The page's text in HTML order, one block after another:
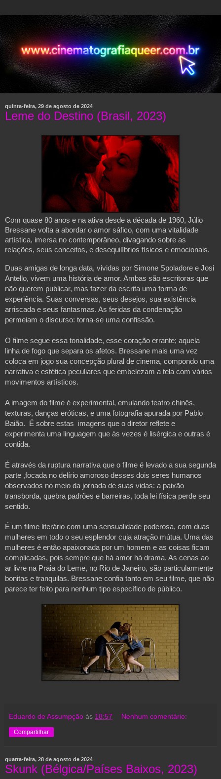
quinta-feira, 29 de agosto de 2024
Leme do Destino (Brasil, 2023)
Com quase 80 anos e na ativa desde a década de 1960, Júlio
Bressane volta a abordar o amor sáfico, com uma vitalidade
artística, imersa no contemporâneo, divagando sobre as
relações, seus conceitos, e desequilíbrios físicos e emocionais.
Duas amigas de longa data, vividas por Simone Spoladore e Josi
Antello, vivem uma história de amor. Ambas são escritoras que
não querem publicar, mas fazer da escrita uma forma de
experiência. Suas conversas, seus desejos, sua existência
arriscada e seus fantasmas. As feridas da condenação
permeiam o discurso: torna-se uma confissão.
O filme segue essa tonalidade, esse coração errante; aquela
linha de fogo que separa os afetos. Bressane mais uma vez
coloca em jogo sua concepção plural de cinema, compondo uma
narrativa e estética peculiares que embelezam a tela com vários
movimentos artísticos.
A imagem do filme é experimental, emulando teatro chinês,
texturas, danças eróticas, e uma fotografia apurada por Pablo
Baião. É sobre estas imagens que o diretor reflete e
experimenta uma linguagem que às vezes é lisérgica e outras é
contida.
É através da ruptura narrativa que o filme é levado a sua segunda
parte ,focada no delírio amoroso desses dois seres humanos
observados no meio da jornada de suas vidas: a paixão
transborda, quebra padrões e barreiras, toda lei física perde seu
sentido.
É um filme literário com uma sensualidade poderosa, com duas
mulheres em todo o seu esplendor cuja atração mútua. Uma das
mulheres é então apaixonada por um homem e as coisas ficam
complicadas, pois sempre que há amor há drama. As cenas ao
ar livre na Praia do Leme, no Rio de Janeiro, são particularmente
bonitas e tranquilas. Bressane confia tanto em seu filme, que não
parece ter feito para nenhum tipo específico de público.
Eduardo de Assumpção às 18:57 Nenhum comentário:
Compartilhar
quarta-feira, 28 de agosto de 2024
Skunk (Bélgica/Países Baixos, 2023)